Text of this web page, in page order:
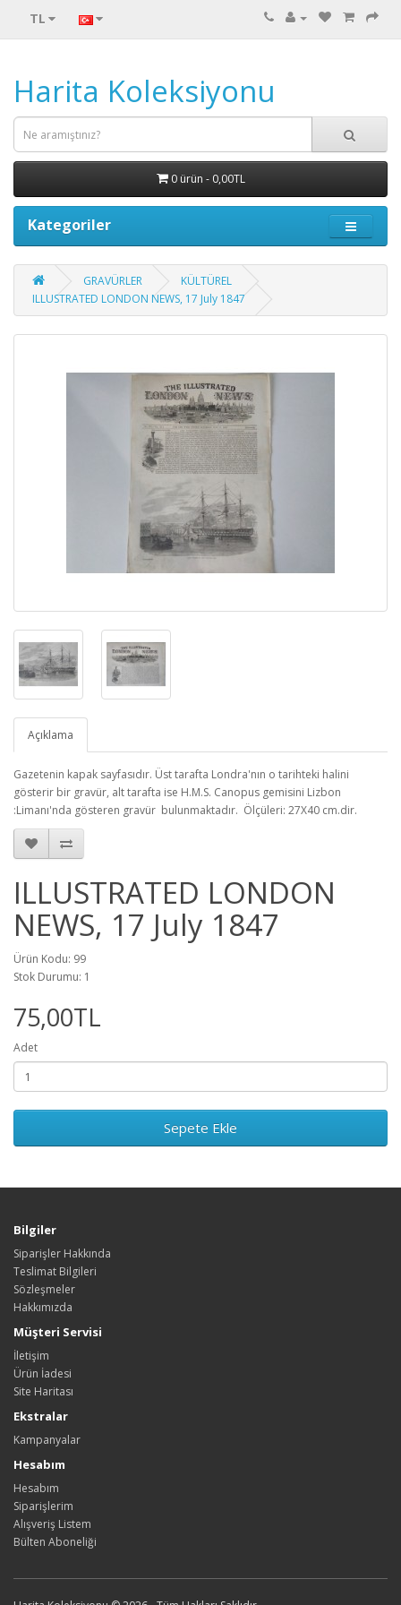
TL
Harita Koleksiyonu
0 ürün - 0,00TL
Kategoriler
GRAVÜRLER
KÜLTÜREL
ILLUSTRATED LONDON NEWS, 17 July 1847
Açıklama
Gazetenin kapak sayfasıdır. Üst tarafta Londra'nın o tarihteki halini
gösterir bir gravür, alt tarafta ise H.M.S. Canopus gemisini Lizbon
:Limanı'nda gösteren gravür bulunmaktadır. Ölçüleri: 27X40 cm.dir.
ILLUSTRATED LONDON
NEWS, 17 July 1847
Ürün Kodu: 99
Stok Durumu: 1
75,00TL
Adet
Sepete Ekle
Bilgiler
Siparişler Hakkında
Teslimat Bilgileri
Sözleşmeler
Hakkımızda
Müşteri Servisi
İletişim
Ürün İadesi
Site Haritası
Ekstralar
Kampanyalar
Hesabım
Hesabım
Siparişlerim
Alışveriş Listem
Bülten Aboneliği